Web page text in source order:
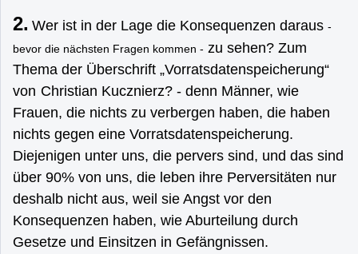
2. Wer ist in der Lage die Konsequenzen daraus -
bevor die nächsten Fragen kommen - zu sehen? Zum
Thema der Überschrift „Vorratsdatenspeicherung“
von Christian Kucznierz? - denn Männer, wie
Frauen, die nichts zu verbergen haben, die haben
nichts gegen eine Vorratsdatenspeicherung.
Diejenigen unter uns, die pervers sind, und das sind
über 90% von uns, die leben ihre Perversitäten nur
deshalb nicht aus, weil sie Angst vor den
Konsequenzen haben, wie Aburteilung durch
Gesetze und Einsitzen in Gefängnissen.